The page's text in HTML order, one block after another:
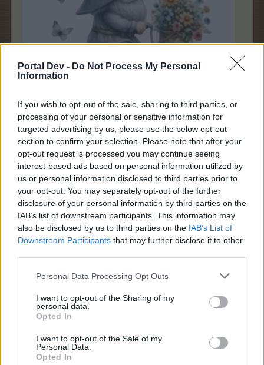
Portal Dev - Do Not Process My Personal
Information
If you wish to opt-out of the sale, sharing to third parties, or
processing of your personal or sensitive information for
targeted advertising by us, please use the below opt-out
section to confirm your selection. Please note that after your
opt-out request is processed you may continue seeing
interest-based ads based on personal information utilized by
us or personal information disclosed to third parties prior to
your opt-out. You may separately opt-out of the further
disclosure of your personal information by third parties on the
IAB’s list of downstream participants. This information may
also be disclosed by us to third parties on the IAB’s List of
Downstream Participants that may further disclose it to other
Personal Data Processing Opt Outs
I want to opt-out of the Sharing of my
personal data.
Opted In
I want to opt-out of the Sale of my
Personal Data.
Opted In
24 Mai 2025
*schokolade61*,Magitta7070 undlissy_kindgefällt dies.
Frau_Schmitt
Team Farmerama DE
Zitat von mone-vogt:↑
Schmitt , bist du noch so lieb und schiebst uns wieder in den SC.
Click to expand...